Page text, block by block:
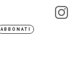
ABBONATI